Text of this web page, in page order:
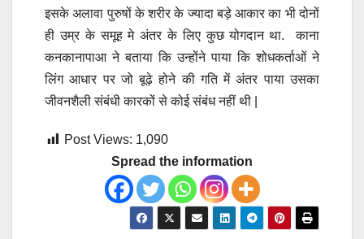
इसके अलावा पुरुषों के शरीर के ज्यादा बड़े आकार का भी दोनों
ही उम्र के समूह मे अंतर के लिए कुछ योगदान था. काना
कनकानापाआ ने बताया कि उन्होंने पाया कि शोधकर्ताओं ने
लिंग आधार पर जो बूढ़े होने की गति में अंतर पाया उसका
जीवनशैली संबंधी कारकों से कोई संबंध नहीं थी |
Post Views: 1,090
Spread the information